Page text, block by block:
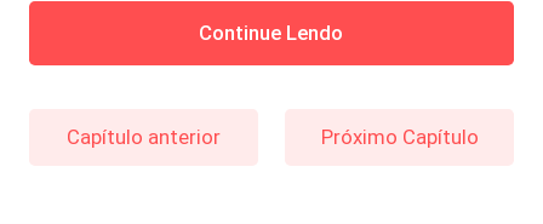
Continue Lendo
Capítulo anterior Próximo Capítulo